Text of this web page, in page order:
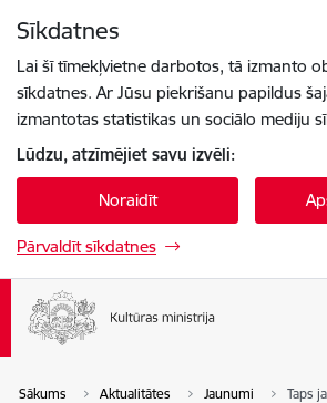
Sīkdatnes
Lai šī tīmekļvietne darbotos, tā izmanto
sīkdatnes. Ar Jūsu piekrišanu papildus
izmantotas statistikas un sociālo mediju
Lūdzu, atzīmējiet savu izvēli:
Noraidīt
Pārvaldīt sīkdatnes
Sākums Aktualitātes Jaunumi Taps